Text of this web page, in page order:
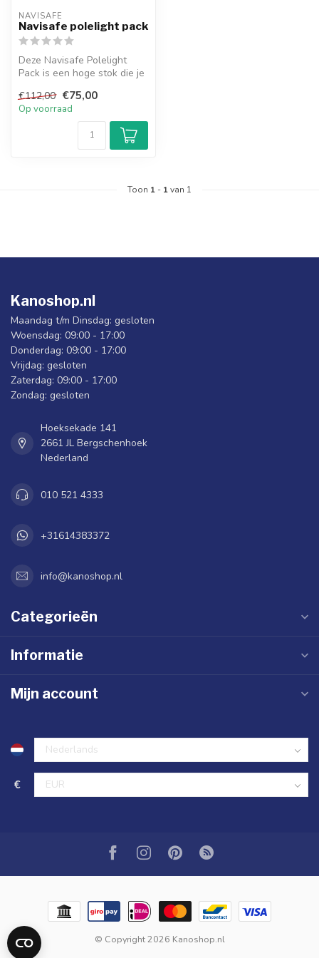
NAVISAFE
Navisafe polelight pack
Deze Navisafe Polelight
Pack is een hoge stok die je
Aan...
€112,00 €75,00
Op voorraad
Toon 1 - 1van 1
Kanoshop.nl
Maandag t/m Dinsdag: gesloten
Woensdag: 09:00 - 17:00
Donderdag: 09:00 - 17:00
Vrijdag: gesloten
Zaterdag: 09:00 - 17:00
Zondag: gesloten
Hoeksekade 141
2661 JL Bergschenhoek
Nederland
010 521 4333
+31614383372
info@kanoshop.nl
Categorieën
Informatie
Mijn account
€
© Copyright 2026 Kanoshop.nl